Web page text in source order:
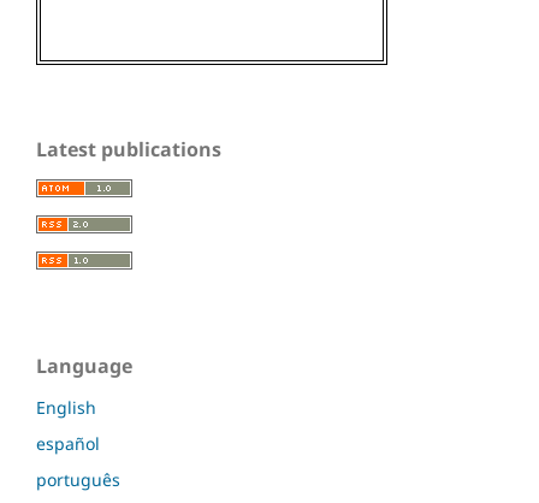
Latest publications
Language
English
español
português